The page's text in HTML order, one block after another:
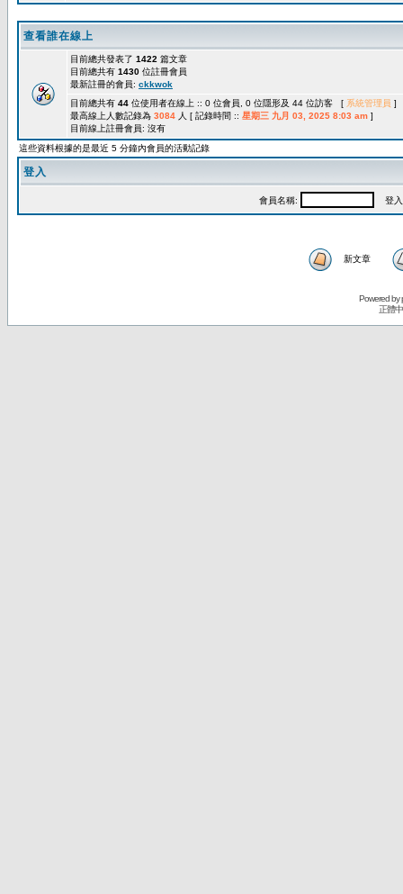
查看誰在線上
目前總共發表了 1422 篇文章
目前總共有 1430 位註冊會員
最新註冊的會員: ckkwok
目前總共有 44 位使用者在線上 :: 0 位會員, 0 位隱形及 44 位訪客 [ 系統管理員 ]
最高線上人數記錄為 3084 人 [ 記錄時間 :: 星期三 九月 03, 2025 8:03 am ]
目前線上註冊會員: 沒有
這些資料根據的是最近 5 分鐘內會員的活動記錄
登入
會員名稱: 登入
新文章
Powered by
正體